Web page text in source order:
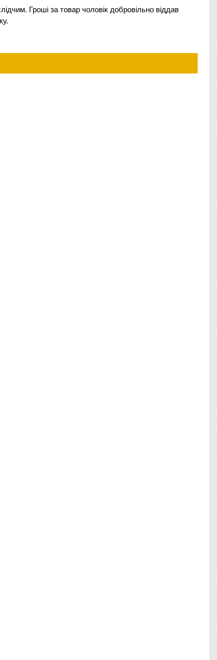
Гроші за товар чоловік добровільно віддав